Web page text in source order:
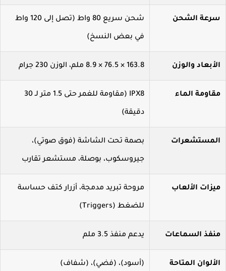
الشحن شحن سريع 80 واط (تصل إلى 120 واط
في بعض النسخ)
والوزن 163.8 × 76.5 × 8.9 ملم، الوزن 230 جرام
الماء IPX8 (مقاومة للغمر حتى 1.5 متر لـ 30
دقيقة)
بصمة تحت الشاشة (فوق صوتي)،
جيروسكوب، بوصلة، مستشعر تقارب
الألعاب مروحة تبريد مدمجة، أزرار كتف حساسة
للضغط (Triggers)
السماعات يدعم منفذ 3.5 ملم
المتاحة (أسود)، (فضي)، (شفاف)